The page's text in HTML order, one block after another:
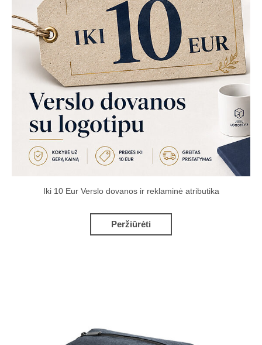
Iki 10 Eur Verslo dovanos ir reklaminė atributika
Peržiūrėti